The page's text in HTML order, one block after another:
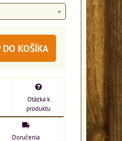
DO KOŠÍKA
Otázka k
produktu
Doručenia